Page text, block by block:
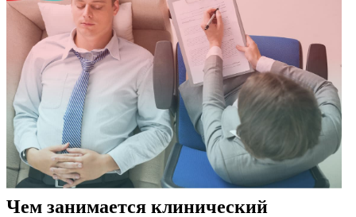
Чем занимается клинический